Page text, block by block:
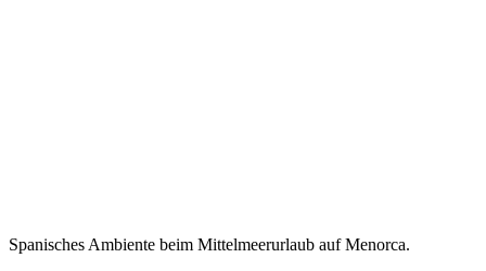
Spanisches Ambiente beim Mittelmeerurlaub auf Menorca.